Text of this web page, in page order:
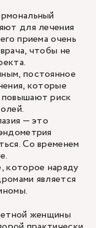
для лечения
приема очень
чтобы не
постоянное
которые
риск
— это
Со временем
которое наряду
является
женщины